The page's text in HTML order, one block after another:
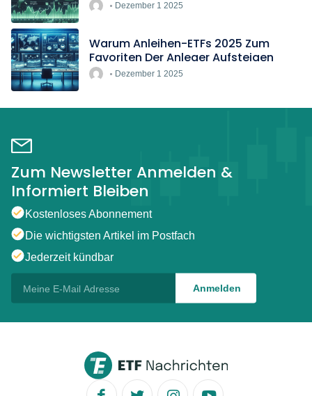
Dezember 1 2025
Warum Anleihen-ETFs 2025 Zum
Favoriten Der Anleger Aufsteigen
Dezember 1 2025
Zum Newsletter Anmelden &
Informiert Bleiben
Kostenloses Abonnement
Die wichtigsten Artikel im Postfach
Jederzeit kündbar